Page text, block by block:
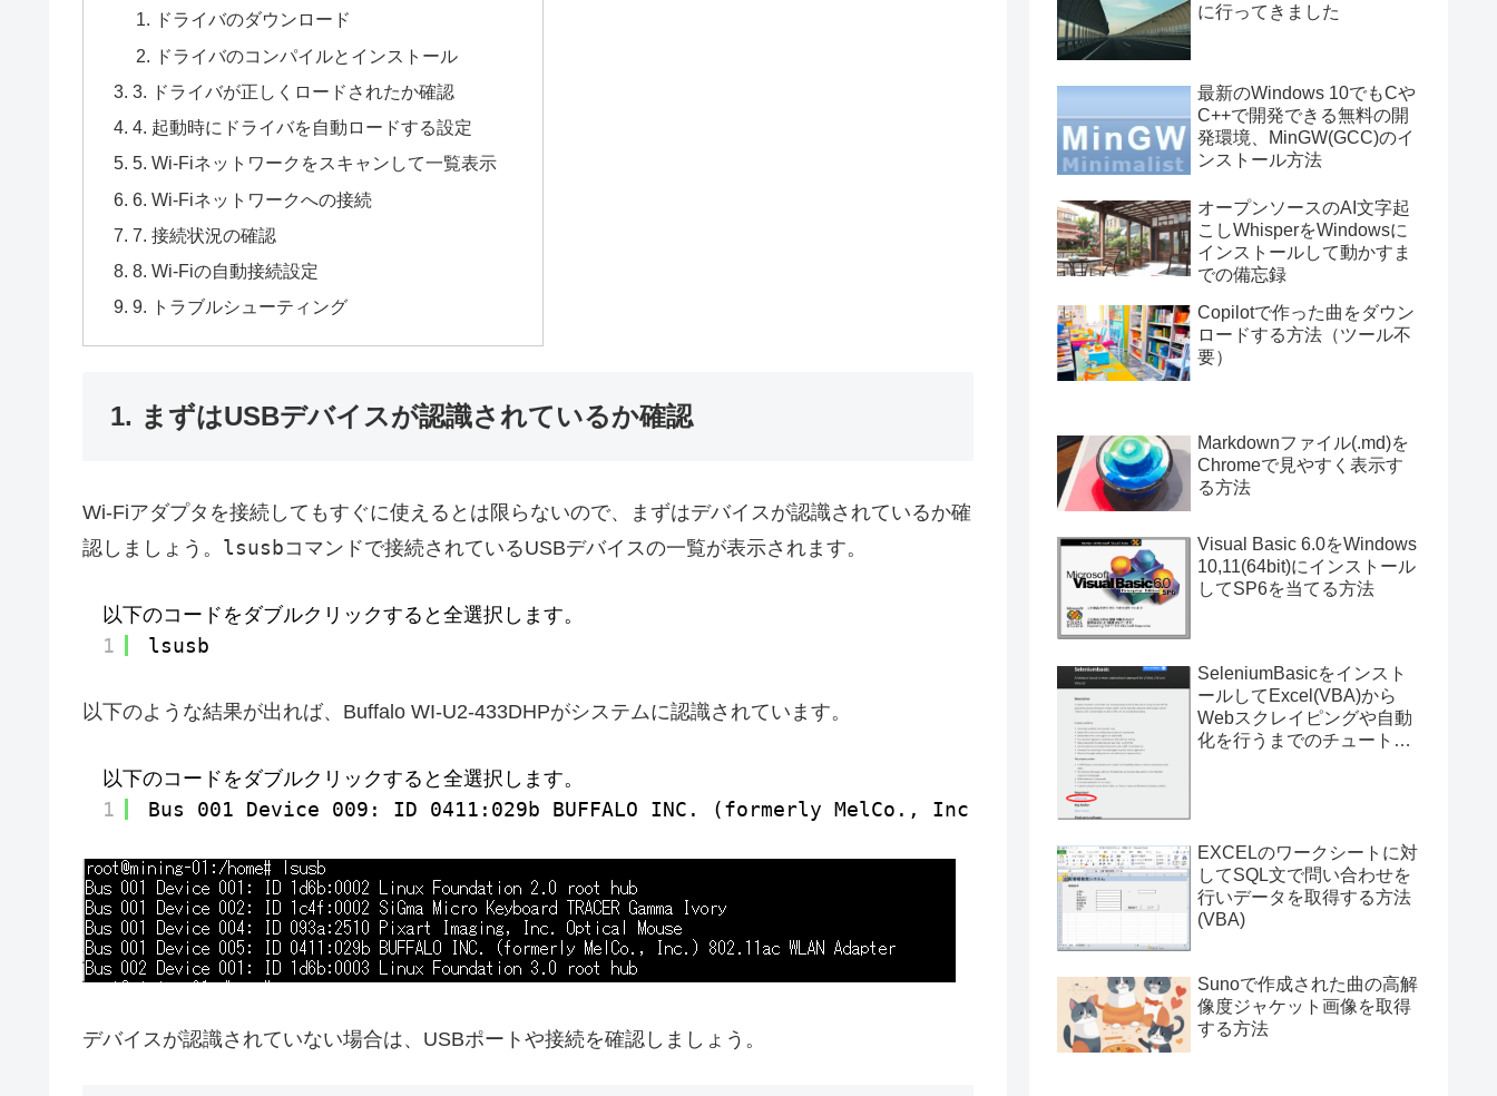
ドライバのダウンロード
ドライバのコンパイルとインストール
3. ドライバが正しくロードされたか確認
4. 起動時にドライバを自動ロードする設定
5. Wi-Fiネットワークをスキャンして一覧表示
6. Wi-Fiネットワークへの接続
7. 接続状況の確認
8. Wi-Fiの自動接続設定
9. トラブルシューティング
1. まずはUSBデバイスが認識されているか確認
Wi-Fiアダプタを接続してもすぐに使えるとは限らないので、まずはデバイスが認識されているか確
認しましょう。 lsusbコマンドで接続されているUSBデバイスの一覧が表示されます。
以下のコードをダブルクリックすると全選択します。
1
lsusb
以下のような結果が出れば、Buffalo WI-U2-433DHPがシステムに認識されています。
以下のコードをダブルクリックすると全選択します。
1
Bus 001 Device 009: ID 0411:029b BUFFALO INC. (formerly MelCo., Inc.) 802.11ac WLAN Adapter
デバイスが認識されていない場合は、USBポートや接続を確認しましょう。
に行ってきました
最新のWindows 10でもCや
C++で開発できる無料の開
発環境、MinGW(GCC)のイ
ンストール方法
オープンソースのAI文字起
こしWhisperをWindowsに
インストールして動かすま
での備忘録
Copilotで作った曲をダウン
ロードする方法（ツール不
要）
Markdownファイル(.md)を
Chromeで見やすく表示す
る方法
Visual Basic 6.0をWindows
10,11(64bit)にインストール
してSP6を当てる方法
SeleniumBasicをインスト
ールしてExcel(VBA)から
Webスクレイピングや自動
化を行うまでのチュートリ
EXCELのワークシートに対
してSQL文で問い合わせを
行いデータを取得する方法
(VBA)
Sunoで作成された曲の高解
像度ジャケット画像を取得
する方法